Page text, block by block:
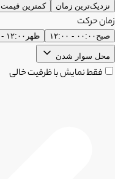
نزدیک‌ترین زمان کمترین قیمت
زمان حرکت
صبح ۰۰:۰۰ - ۱۲:۰۰ ظهر ۱۲:۰۰ - ۱۸:۰۰
محل سوار شدن
فقط نمایش با ظرفیت خالی